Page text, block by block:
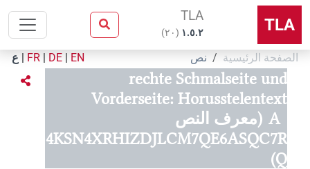
TLA
TLA
۱.٥.٢ (٢٠)
الصفحة الرئيسية نص EN
|
DE
|
FR
| ع
rechte Schmalseite und
Vorderseite: Horusstelentext
A (معرف النص
4KSN4XRHIZDJLCM7QE6ASQC7R
Q)